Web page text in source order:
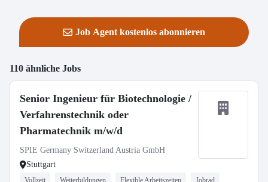
Job Agent kostenlos abonnieren
110 ähnliche Jobs
Senior Ingenieur für Biotechnologie /
Verfahrenstechnik oder
Pharmatechnik m/w/d
SPIE Germany Switzerland Austria GmbH
Stuttgart
Vollzeit Weiterbildungen Flexible Arbeitszeiten Jobrad